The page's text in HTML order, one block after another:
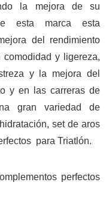
la mejora de su
esta marca esta
del rendimiento
y ligereza,
y la mejora del
y en las carreras de
gran variedad de
set de aros
para Triatlón.
perfectos